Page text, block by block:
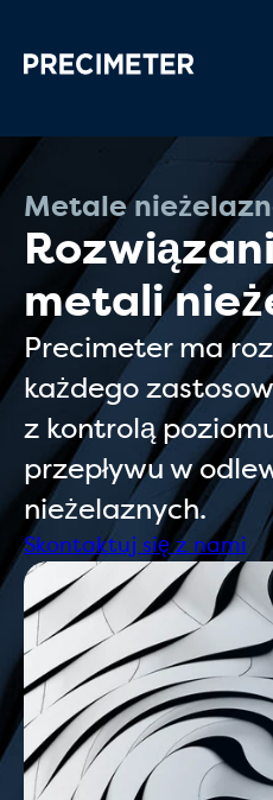
Metale
metali
Precimeter ma
każdego
z kontrolą
przepływu w
nieżelaznych.
Skontaktuj się z nami